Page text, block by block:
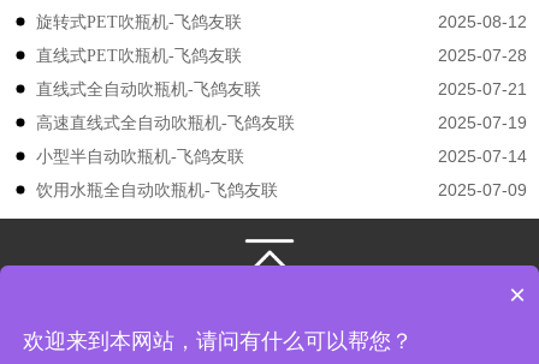
2025-08-12
旋转式PET吹瓶机-飞鸽友联
2025-07-28
直线式PET吹瓶机-飞鸽友联
2025-07-21
直线式全自动吹瓶机-飞鸽友联
2025-07-19
高速直线式全自动吹瓶机-飞鸽友联
2025-07-14
小型半自动吹瓶机-飞鸽友联
2025-07-09
饮用水瓶全自动吹瓶机-飞鸽友联
江苏飞鸽友联机械股份有限公司
版权所有
地址： 江苏省张家港市凤凰镇韩国工业园飞翔路8号
×
欢迎来到本网站，请问有什么可以帮您？